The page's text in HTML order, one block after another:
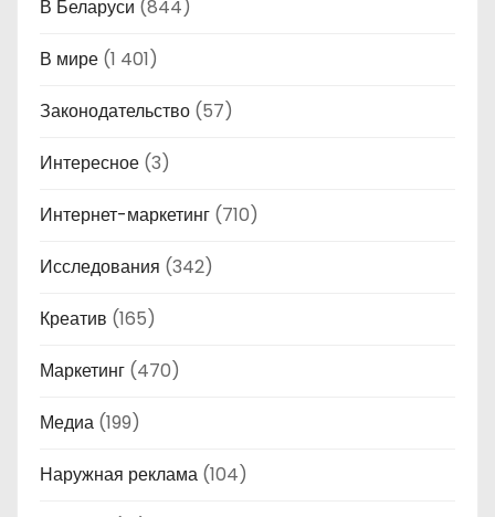
В Беларуси (844)
В мире (1 401)
Законодательство (57)
Интересное (3)
Интернет-маркетинг (710)
Исследования (342)
Креатив (165)
Маркетинг (470)
Медиа (199)
Наружная реклама (104)